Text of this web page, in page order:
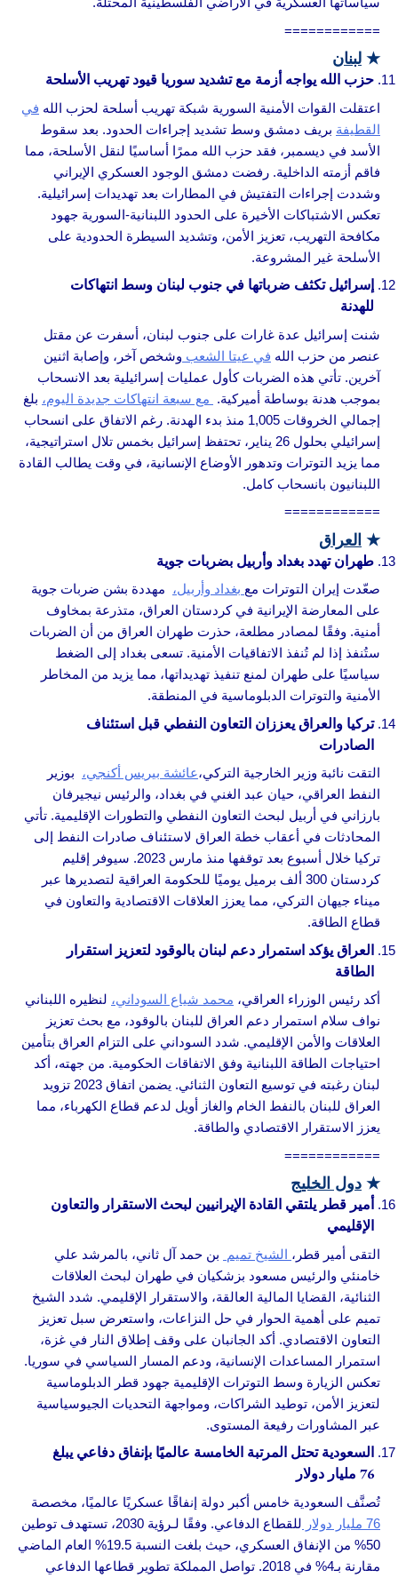
============
★ لبنان
حزب الله يواجه أزمة مع تشديد سوريا قيود تهريب الأسلحة
اعتقلت القوات الأمنية السورية شبكة تهريب أسلحة لحزب الله في
القطيفة بريف دمشق وسط تشديد إجراءات الحدود. بعد سقوط
الأسد في ديسمبر، فقد حزب الله ممرًا أساسيًا لنقل الأسلحة، مما
فاقم أزمته الداخلية. رفضت دمشق الوجود العسكري الإيراني
وشددت إجراءات التفتيش في المطارات بعد تهديدات إسرائيلية.
تعكس الاشتباكات الأخيرة على الحدود اللبنانية-السورية جهود
مكافحة التهريب، تعزيز الأمن، وتشديد السيطرة الحدودية على
الأسلحة غير المشروعة.
إسرائيل تكثف ضرباتها في جنوب لبنان وسط انتهاكات
للهدنة
شنت إسرائيل عدة غارات على جنوب لبنان، أسفرت عن مقتل
عنصر من حزب الله في عيتا الشعب وشخص آخر، وإصابة اثنين
آخرين. تأتي هذه الضربات كأول عمليات إسرائيلية بعد الانسحاب
بموجب هدنة بوساطة أميركية. مع سبعة انتهاكات جديدة اليوم، بلغ
إجمالي الخروقات 1,005 منذ بدء الهدنة. رغم الاتفاق على انسحاب
إسرائيلي بحلول 26 يناير، تحتفظ إسرائيل بخمس تلال استراتيجية،
مما يزيد التوترات وتدهور الأوضاع الإنسانية، في وقت يطالب القادة
اللبنانيون بانسحاب كامل.
============
★ العراق
طهران تهدد بغداد وأربيل بضربات جوية
صعّدت إيران التوترات مع بغداد وأربيل، مهددة بشن ضربات جوية
على المعارضة الإيرانية في كردستان العراق، متذرعة بمخاوف
أمنية. وفقًا لمصادر مطلعة، حذرت طهران العراق من أن الضربات
ستُنفذ إذا لم تُنفذ الاتفاقيات الأمنية. تسعى بغداد إلى الضغط
سياسيًا على طهران لمنع تنفيذ تهديداتها، مما يزيد من المخاطر
الأمنية والتوترات الدبلوماسية في المنطقة.
تركيا والعراق يعززان التعاون النفطي قبل استئناف
الصادرات
التقت نائبة وزير الخارجية التركي،عائشة بيريس أكنجي، بوزير
النفط العراقي، حيان عبد الغني في بغداد، والرئيس نيجيرفان
بارزاني في أربيل لبحث التعاون النفطي والتطورات الإقليمية. تأتي
المحادثات في أعقاب خطة العراق لاستئناف صادرات النفط إلى
تركيا خلال أسبوع بعد توقفها منذ مارس 2023. سيوفر إقليم
كردستان 300 ألف برميل يوميًا للحكومة العراقية لتصديرها عبر
ميناء جيهان التركي، مما يعزز العلاقات الاقتصادية والتعاون في
قطاع الطاقة.
العراق يؤكد استمرار دعم لبنان بالوقود لتعزيز استقرار
الطاقة
أكد رئيس الوزراء العراقي، محمد شياع السوداني، لنظيره اللبناني
نواف سلام استمرار دعم العراق للبنان بالوقود، مع بحث تعزيز
العلاقات والأمن الإقليمي. شدد السوداني على التزام العراق بتأمين
احتياجات الطاقة اللبنانية وفق الاتفاقات الحكومية. من جهته، أكد
لبنان رغبته في توسيع التعاون الثنائي. يضمن اتفاق 2023 تزويد
العراق للبنان بالنفط الخام والغاز أويل لدعم قطاع الكهرباء، مما
يعزز الاستقرار الاقتصادي والطاقة.
============
★ دول الخليج
أمير قطر يلتقي القادة الإيرانيين لبحث الاستقرار والتعاون
الإقليمي
التقى أمير قطر، الشيخ تميم
بن حمد آل ثاني، بالمرشد علي
خامنئي والرئيس مسعود بزشكيان في طهران لبحث العلاقات
الثنائية، القضايا المالية العالقة، والاستقرار الإقليمي. شدد الشيخ
تميم على أهمية الحوار في حل النزاعات، واستعرض سبل تعزيز
التعاون الاقتصادي. أكد الجانبان على وقف إطلاق النار في غزة،
استمرار المساعدات الإنسانية، ودعم المسار السياسي في سوريا.
تعكس الزيارة وسط التوترات الإقليمية جهود قطر الدبلوماسية
لتعزيز الأمن، توطيد الشراكات، ومواجهة التحديات الجيوسياسية
عبر المشاورات رفيعة المستوى.
السعودية تحتل المرتبة الخامسة عالميًا بإنفاق دفاعي يبلغ
76 مليار دولار
تُصنَّف السعودية خامس أكبر دولة إنفاقًا عسكريًا عالميًا، مخصصة
76 مليار دولار
للقطاع الدفاعي. وفقًا لـرؤية 2030، تستهدف توطين
50% من الإنفاق العسكري، حيث بلغت النسبة 19.5% العام الماضي
مقارنة بـ4% في 2018. تواصل المملكة تطوير قطاعها الدفاعي